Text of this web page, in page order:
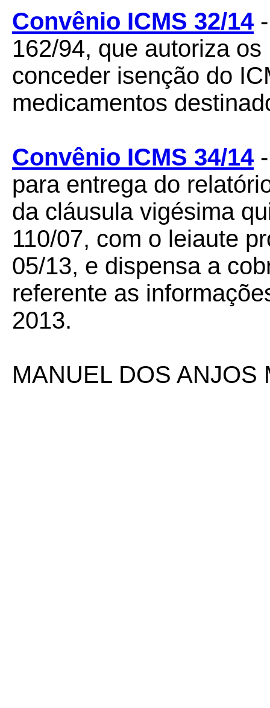
Convênio ICMS 32/14 -
162/94, que autoriza
conceder isenção do
medicamentos
Convênio ICMS 34/14 -
para entrega do
da cláusula vigésima
110/07, com o leiaute
05/13, e dispensa a
referente as
2013.
MANUEL DOS ANJOS